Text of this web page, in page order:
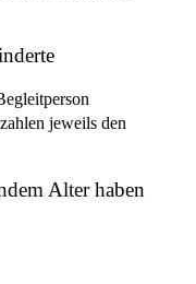
jeweils den
Alter haben